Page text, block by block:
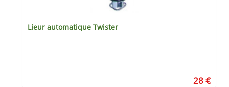
Lieur automatique Twister
28 €